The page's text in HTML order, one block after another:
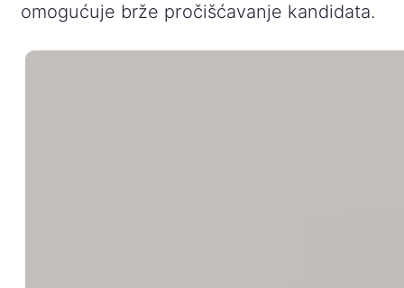
omogućuje brže pročišćavanje kandidata.